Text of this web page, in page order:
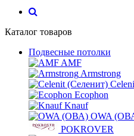
Каталог товаров
Подвесные потолки
AMF
Armstrong
Ecophon
Knauf
OWA
POKROVER